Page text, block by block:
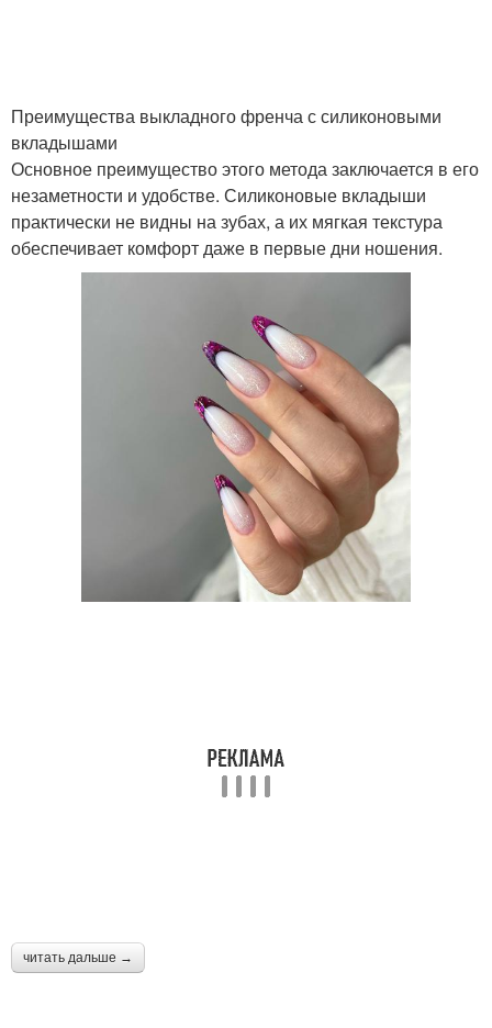
Преимущества выкладного френча с силиконовыми
вкладышами
Основное преимущество этого метода заключается в его
незаметности и удобстве. Силиконовые вкладыши
практически не видны на зубах, а их мягкая текстура
обеспечивает комфорт даже в первые дни ношения.
читать дальше →